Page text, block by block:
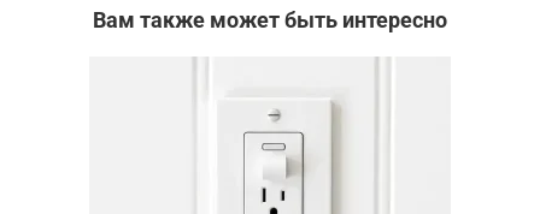
Вам также может быть интересно